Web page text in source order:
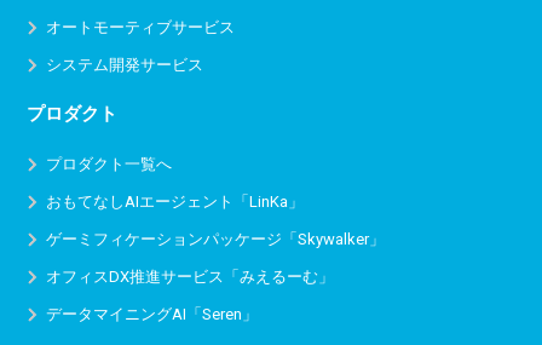
オートモーティブサービス
システム開発サービス
プロダクト
プロダクト一覧へ
おもてなしAIエージェント「LinKa」
ゲーミフィケーションパッケージ「Skywalker」
オフィスDX推進サービス 「みえるーむ」
データマイニングAI「Seren」